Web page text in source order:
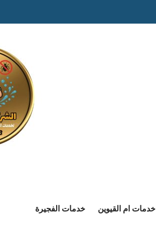
خدمات ام القيوين خدمات الفجيرة